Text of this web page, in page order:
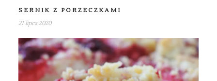
SERNIK Z PORZECZKAMI
21 lipca 2020